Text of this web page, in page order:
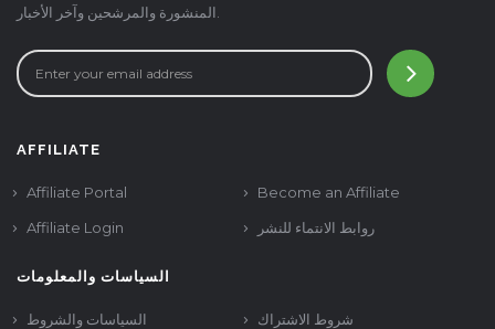
AFFILIATE
Affiliate Portal
Become an Affiliate
Affiliate Login
روابط الانتماء للنشر
السياسات والمعلومات
السياسات والشروط
شروط الاشتراك